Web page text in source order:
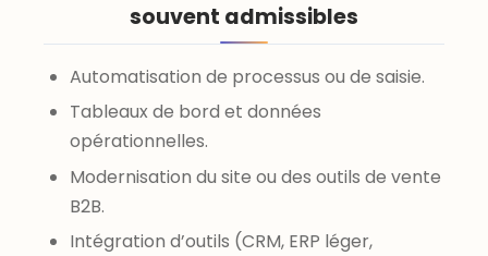
souvent admissibles
Automatisation de processus ou de saisie.
Tableaux de bord et données
opérationnelles.
Modernisation du site ou des outils de vente
B2B.
Intégration d’outils (CRM, ERP léger,